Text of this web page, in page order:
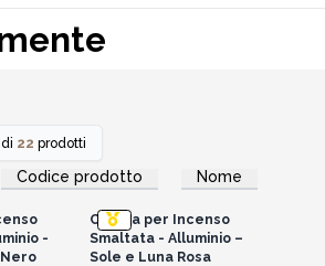
di 22 prodotti
Codice prodotto Nome
-
Accedi per vedere
i prezzi all'ingrosso
Ciotola per Incenso
Smaltata - Alluminio –
Sole e Luna Rosa